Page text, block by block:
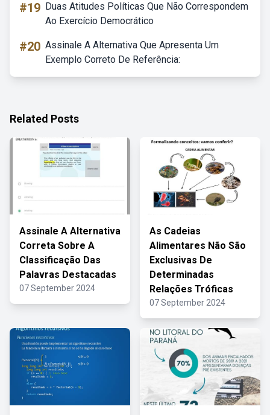
#19 Duas Atitudes Políticas Que Não Correspondem
Ao Exercício Democrático
#20 Assinale A Alternativa Que Apresenta Um
Exemplo Correto De Referência:
Related Posts
Assinale A Alternativa
Correta Sobre A
Classificação Das
Palavras Destacadas
07 September 2024
As Cadeias
Alimentares Não São
Exclusivas De
Determinadas
Relações Tróficas
07 September 2024